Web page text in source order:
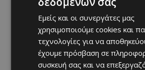
Εμείς και οι συνεργάτες μας
χρησιμοποιούμε cookies και
τεχνολογίες για να
έχουμε πρόσβαση σε
συσκευή σας και να